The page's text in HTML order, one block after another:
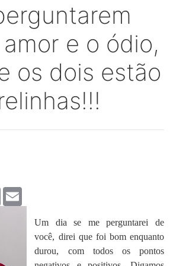
e o ódio,
os dois estão
Print
Um dia se me perguntarei de
você, direi que foi bom enquanto
durou, com todos os pontos